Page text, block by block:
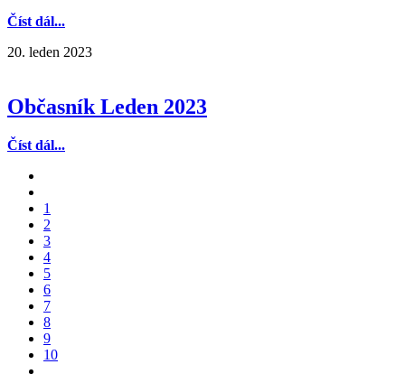
Číst dál...
20. leden 2023
Občasník Leden 2023
Číst dál...
1
2
3
4
5
6
7
8
9
10